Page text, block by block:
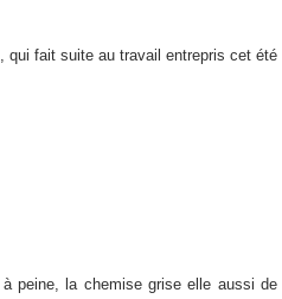
qui fait suite au travail entrepris cet été
peine, la chemise grise elle aussi de